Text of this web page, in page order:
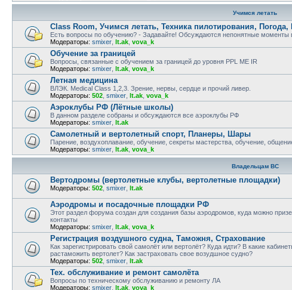
Учимся летать
Class Room, Учимся летать, Техника пилотирования,
Есть вопросы по обучению? - Задавайте! Обсуждаются непонятные моменты
Модераторы: smixer lt.ak vova_k
Обучение за границей
Вопросы, связанные с обучением за границей до уровня PPL ME IR
Модераторы: smixer lt.ak vova_k
Летная медицина
ВЛЭК. Medical Class 1,2,3. Зрение, нервы, сердце и прочий ливер.
Модераторы: 502 smixer lt.ak vova_k
Аэроклубы РФ (Лётные школы)
В данном разделе собраны и обсуждаются все аэроклубы РФ
Модераторы: smixer lt.ak
Самолетный и вертолетный спорт, Планеры, Шары
Парение, воздухоплавание, обучение, секреты мастерства, обучение,
Модераторы: smixer lt.ak vova_k
Владельцам ВС
Вертодромы (вертолетные клубы, вертолетные площадки)
Модераторы: 502 smixer lt.ak
Аэродромы и посадочные площадки РФ
Этот раздел форума создан для создания базы аэродромов, куда можно
контакты
Модераторы: smixer lt.ak vova_k
Регистрация воздушного судна, Таможня, Страхование
Как зарегистрировать свой самолёт или вертолёт? Куда идти? В какие
растаможить вертолет? Как застраховать свое возудшное судно?
Модераторы: 502 smixer lt.ak
Тех. обслуживание и ремонт самолёта
Вопросы по техническому обслуживанию и ремонту ЛА
Модераторы: smixer lt.ak vova_k